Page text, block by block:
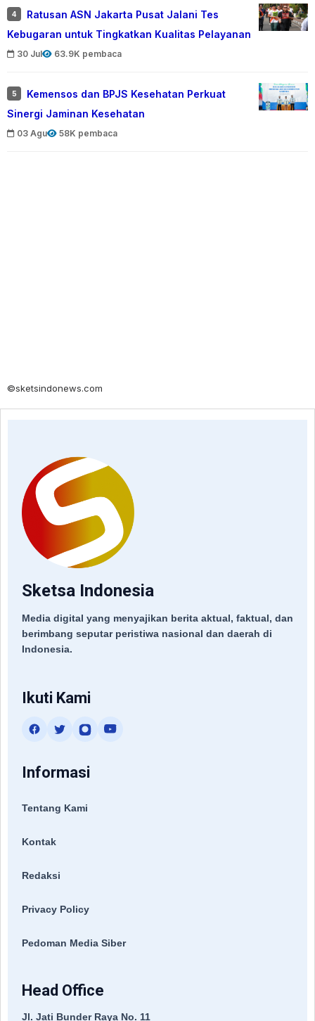
4
Ratusan ASN Jakarta Pusat Jalani Tes
Kebugaran untuk Tingkatkan Kualitas Pelayanan
30 Jul 63.9K pembaca
5
Kemensos dan BPJS Kesehatan Perkuat
Sinergi Jaminan Kesehatan
03 Agu 58K pembaca
©sketsindonews.com
Sketsa Indonesia
Media digital yang menyajikan berita aktual, faktual, dan
berimbang seputar peristiwa nasional dan daerah di
Indonesia.
Ikuti Kami
Informasi
Tentang Kami
Kontak
Redaksi
Privacy Policy
Pedoman Media Siber
Head Office
Jl. Jati Bunder Raya No. 11